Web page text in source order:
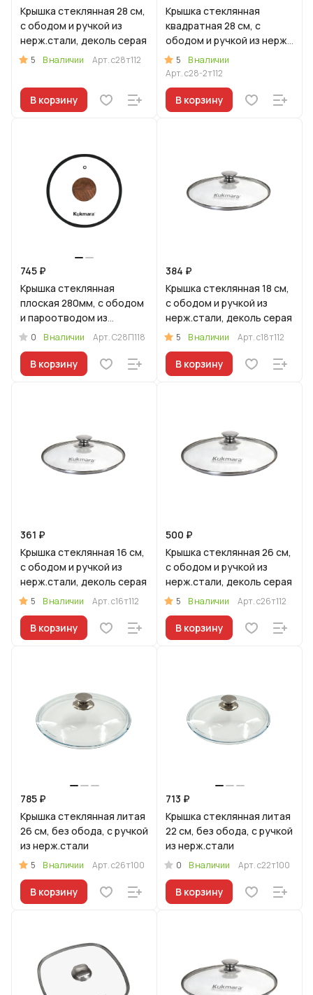
Крышка стеклянная 28 см,
с ободом и ручкой из
нерж.стали, деколь серая
5 В наличии Арт.с28т112
В корзину
Крышка стеклянная
квадратная 28 см, с
ободом и ручкой из нерж.
стали, деколь серая
5
В наличии
Арт.с28-2т112
В корзину
745 ₽
Крышка стеклянная
плоская 280мм, с ободом
и пароотводом из
силикона и бакелитовой
ручкой софт-тач цв
0 В наличии Арт.С28П118
В корзину
384 ₽
Крышка стеклянная 18 см,
с ободом и ручкой из
нерж.стали, деколь серая
5 В наличии Арт.с18т112
В корзину
361 ₽
Крышка стеклянная 16 см,
с ободом и ручкой из
нерж.стали, деколь серая
5 В наличии Арт.с16т112
В корзину
500 ₽
Крышка стеклянная 26 см,
с ободом и ручкой из
нерж.стали, деколь серая
5 В наличии Арт.с26т112
В корзину
785 ₽
Крышка стеклянная литая
26 см, без обода, с ручкой
из нерж.стали
5 В наличии Арт.с26т100
В корзину
713 ₽
Крышка стеклянная литая
22 см, без обода, с ручкой
из нерж.стали
0 В наличии Арт.с22т100
В корзину